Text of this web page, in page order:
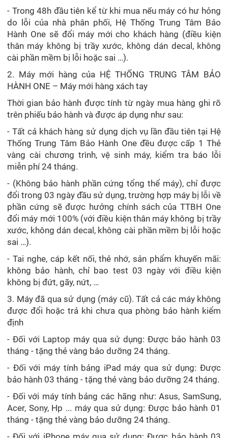
- Trong 48h đầu tiên kể từ khi mua nếu máy có hư hỏng
do lỗi của nhà phân phối, Hệ Thống Trung Tâm Bảo
Hành One sẽ đổi máy mới cho khách hàng (điều kiện
thân máy không bị trầy xước, không dán decal, không
cài phần mềm bị lỗi hoặc sai …).
2. Máy mới hàng của HỆ THỐNG TRUNG TÂM BẢO
HÀNH ONE – Máy mới hàng xách tay
Thời gian bảo hành được tính từ ngày mua hàng ghi rõ
trên phiếu bảo hành và được áp dụng như sau:
- Tất cả khách hàng sử dụng dịch vụ lần đầu tiên tại Hệ
Thống Trung Tâm Bảo Hành One đều được cấp 1 Thẻ
vàng cài chương trình, vệ sinh máy, kiểm tra báo lỗi
miễn phí 24 tháng.
- (Không bảo hành phần cứng tổng thể máy), chỉ được
đổi trong 03 ngày đầu sử dụng, trường hợp máy bị lỗi về
phần cứng sẽ được hưởng chính sách của TTBH One
đổi máy mới 100% (với điều kiện thân máy không bị trầy
xước, không dán decal, không cài phần mềm bị lỗi hoặc
sai …).
- Tai nghe, cáp kết nối, thẻ nhớ, sản phẩm khuyến mãi:
không bảo hành, chỉ bao test 03 ngày với điều kiện
không bị đứt, gãy, nứt, …
3. Máy đã qua sử dụng (máy cũ). Tất cả các máy không
được đổi hoặc trả khi chưa qua phòng bảo hành kiểm
định
- Đối với Laptop máy qua sử dụng: Được bảo hành 03
tháng - tặng thẻ vàng bảo dưỡng 24 tháng.
- Đối với máy tính bảng iPad máy qua sử dụng: Được
bảo hành 03 tháng - tặng thẻ vàng bảo dưỡng 24 tháng.
- Đối với máy tính bảng các hãng như: Asus, SamSung,
Acer, Sony, Hp ... máy qua sử dụng: Được bảo hành 01
tháng - tặng thẻ vàng bảo dưỡng 24 tháng.